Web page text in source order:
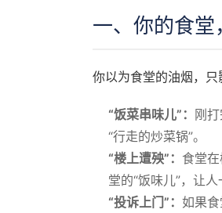
一、你的食堂
你以为食堂的油烟，只
“饭菜串味儿”： 刚
“行走的炒菜锅”。
“楼上遭殃”： 食堂
堂的“饭味儿”，让人
“投诉上门”： 如果